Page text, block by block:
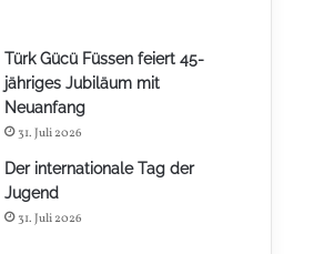
Türk Gücü Füssen feiert 45-
jähriges Jubiläum mit
Neuanfang
31. Juli 2026
Der internationale Tag der
Jugend
31. Juli 2026